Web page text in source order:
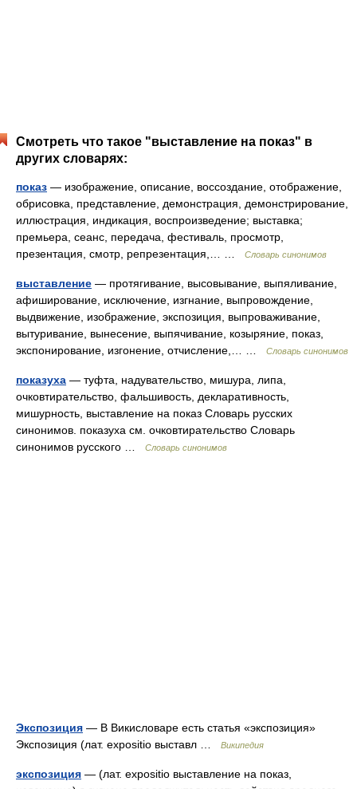
Смотреть что такое "выставление на показ" в
других словарях:
показ — изображение, описание, воссоздание, отображение,
обрисовка, представление, демонстрация, демонстрирование,
иллюстрация, индикация, воспроизведение; выставка;
премьера, сеанс, передача, фестиваль, просмотр,
презентация, смотр, репрезентация,… …
Словарь синонимов
выставление — протягивание, высовывание, выпяливание,
афиширование, исключение, изгнание, выпровождение,
выдвижение, изображение, экспозиция, выпроваживание,
вытуривание, вынесение, выпячивание, козыряние, показ,
экспонирование, изгонение, отчисление,… …
Словарь синонимов
показуха — туфта, надувательство, мишура, липа,
очковтирательство, фальшивость, декларативность,
мишурность, выставление на показ Словарь русских
синонимов. показуха см. очковтирательство Словарь
синонимов русского …
Словарь синонимов
Экспозиция — В Викисловаре есть статья «экспозиция»
Экспозиция (лат. expositio выставл …
Википедия
экспозиция — (лат. expositio выставление на показ,